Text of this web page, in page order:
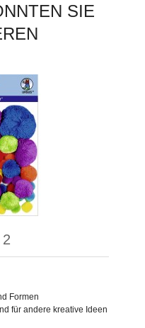
SIE
Formen
für andere kreative Ideen